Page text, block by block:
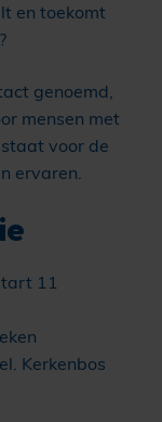
en toekomt
genoemd,
mensen met
voor de
ervaren.
11
Kerkenbos